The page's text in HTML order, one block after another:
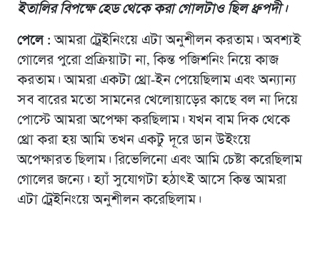
ইতালির বিপক্ষে হেড থেকে করা গোলটাও ছিল ধ্রুপদী।
পেলে : আমরা ট্রেইনিংয়ে এটা অনুশীলন করতাম। অবশ্যই
গোলের পুরো প্রক্রিয়াটা না, কিন্ত পজিশনিং নিয়ে কাজ
করতাম। আমরা একটা থ্রো-ইন পেয়েছিলাম এবং অন্যান্য
সব বারের মতো সামনের খেলোয়াড়ের কাছে বল না দিয়ে
পোস্টে আমরা অপেক্ষা করছিলাম। যখন বাম দিক থেকে
থ্রো করা হয় আমি তখন একটু দূরে ডান উইংয়ে
অপেক্ষারত ছিলাম। রিভেলিনো এবং আমি চেষ্টা করেছিলাম
গোলের জন্যে। হ্যাঁ সুযোগটা হঠাৎই আসে কিন্ত আমরা
এটা ট্রেইনিংয়ে অনুশীলন করেছিলাম।